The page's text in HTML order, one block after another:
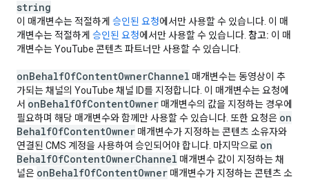
string
이 매개변수는 적절하게 승인된 요청에서만 사용할 수 있습니다. 이 매
개변수는 적절하게 승인된 요청에서만 사용할 수 있습니다. 참고: 이 매
개변수는 YouTube 콘텐츠 파트너만 사용할 수 있습니다.
onBehalfOfContentOwnerChannel 매개변수는 동영상이 추
가되는 채널의 YouTube 채널 ID를 지정합니다. 이 매개변수는 요청에
서 onBehalfOfContentOwner 매개변수의 값을 지정하는 경우에
필요하며 해당 매개변수와 함께만 사용할 수 있습니다. 또한 요청은 on
BehalfOfContentOwner 매개변수가 지정하는 콘텐츠 소유자와
연결된 CMS 계정을 사용하여 승인되어야 합니다. 마지막으로 on
BehalfOfContentOwnerChannel 매개변수 값이 지정하는 채
널은 onBehalfOfContentOwner 매개변수가 지정하는 콘텐츠 소